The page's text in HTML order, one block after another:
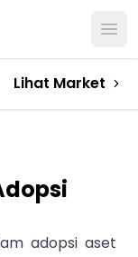
Lihat Market
adopsi aset